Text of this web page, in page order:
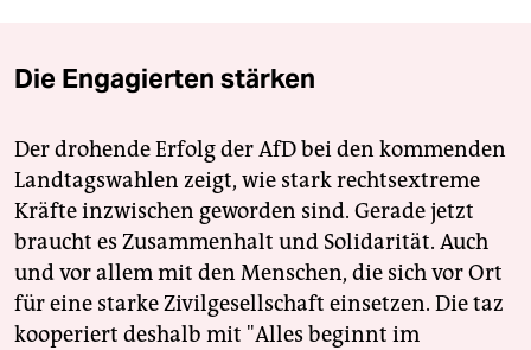
Die Engagierten stärken
Der drohende Erfolg der AfD bei den kommenden
Landtagswahlen zeigt, wie stark rechtsextreme
Kräfte inzwischen geworden sind. Gerade jetzt
braucht es Zusammenhalt und Solidarität. Auch
und vor allem mit den Menschen, die sich vor Ort
für eine starke Zivilgesellschaft einsetzen. Die taz
kooperiert deshalb mit "Alles beginnt im